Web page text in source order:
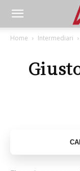
Home Intermediari